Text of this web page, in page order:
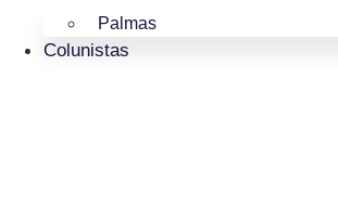
Palmas
Colunistas